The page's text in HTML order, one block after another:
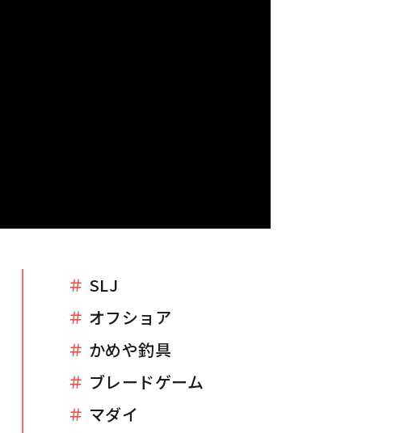
＃ SLJ
＃ オフショア
＃ かめや釣具
＃ ブレードゲーム
＃ マダイ